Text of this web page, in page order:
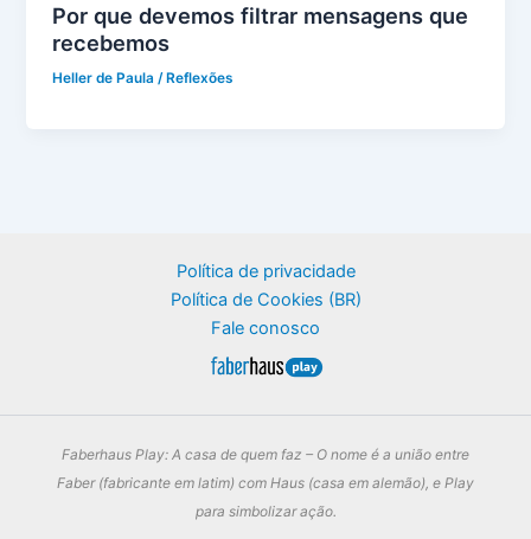
Por que devemos filtrar mensagens que
recebemos
Heller de Paula/ Reflexões
Política de privacidade
Política de Cookies (BR)
Fale conosco
Faberhaus Play: A casa de quem faz – O nome é a união entre
Faber (fabricante em latim) com Haus (casa em alemão), e Play
para simbolizar ação.